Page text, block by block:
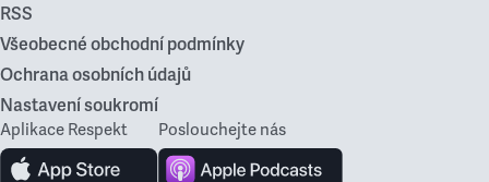
RSS
Všeobecné obchodní podmínky
Ochrana osobních údajů
Nastavení soukromí
Aplikace Respekt Poslouchejte nás